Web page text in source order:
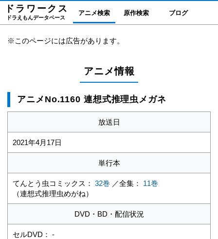
ドラワーク ス
ドラえもんデータベース
アニメ検索 原作検索 ブログ
※このページには広告があります。
アニメ情報
アニメNo.1160 連想式推理虫メガネ
放送日
2021年4月17日
単行本
てんとう虫コミックス： 32巻 ／全集： 11巻
（連想式推理虫めがね）
DVD・BD・配信状況
セルDVD： -